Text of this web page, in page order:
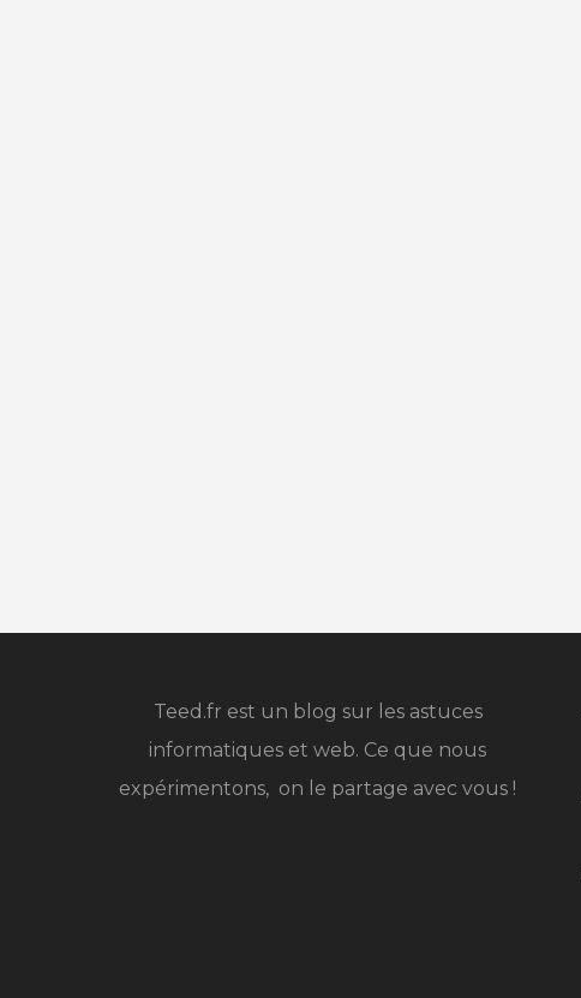
Teed.fr est un blog sur les astuces
informatiques et web. Ce que nous
expérimentons, on le partage avec vous !